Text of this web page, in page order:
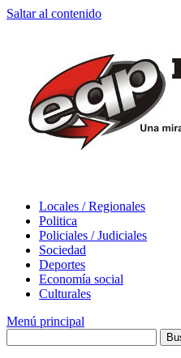
Saltar al contenido
Locales / Regionales
Politica
Policiales / Judiciales
Sociedad
Deportes
Economía social
Culturales
Menú principal